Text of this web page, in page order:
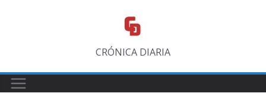
CRÓNICA DIARIA